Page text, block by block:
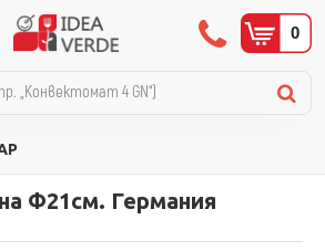
0
Ф21см. Германия